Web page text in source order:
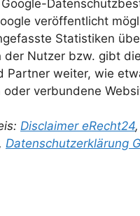
veröffentlicht
Statistiken
der Nutzer bzw. gibt
Partner weiter, wie
oder verbundene
Disclaimer eRecht24,
Datenschutzerklärung